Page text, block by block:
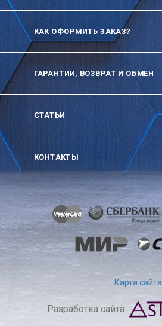
КАК ОФОРМИТЬ ЗАКАЗ?
ГАРАНТИИ, ВОЗВРАТ И ОБМЕН
СТАТЬИ
КОНТАКТЫ
Карта сайта
Разработка сайта